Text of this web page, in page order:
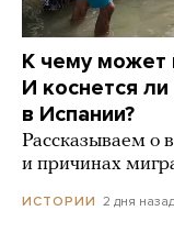
К чему может
И коснется
в Испании?
Рассказываем о
и причинах
ИСТОРИИ 2 дня назад